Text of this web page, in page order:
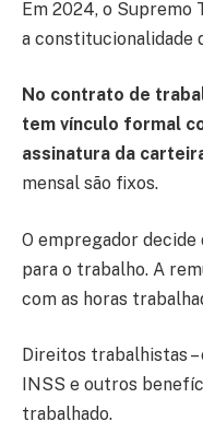
Em 2024, o Supremo
a constitucionalidade
No contrato de
tem vínculo formal
assinatura da
mensal são fixos.
O empregador
para o trabalho. A
com as horas
Direitos trabalhistas –
INSS e outros
trabalhado.